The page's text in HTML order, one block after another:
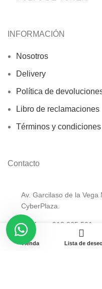
INFORMACIÓN
Nosotros
Delivery
Política de
Libro de reclamaciones
Términos y condiciones
Contacto
Av. Garcilaso de la
CyberPlaza.
Teléfono: 912 265 501
Email:
Tienda Lista de